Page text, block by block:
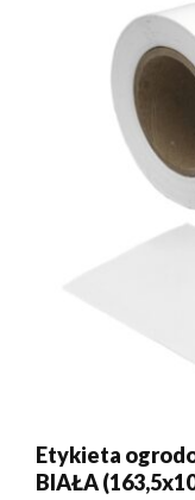
Etykieta
BIAŁA